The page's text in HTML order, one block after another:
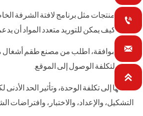
توضح منتجات مثل برنامج لافتة الشرفة
سابقاً كيف يمكن للتوريد متعدد المواد أن
قبل الموافقة، اطلب من مصنع طقم أشغال
كاملة لتكلفة الوصول إلى الموقع.
قسّمها إلى تكلفة الوحدة، وتأثير الحد
التشكيل، والإعداد، والاختبار، وافتراضات


